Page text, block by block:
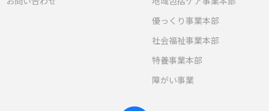
優っくり事業本部
社会福祉事業本部
特養事業本部
障がい事業